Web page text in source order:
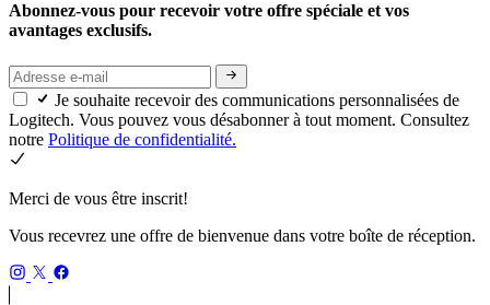
Abonnez-vous pour recevoir votre offre spéciale et vos
avantages exclusifs.
Je souhaite recevoir des communications personnalisées de
Logitech. Vous pouvez vous désabonner à tout moment. Consultez
notre Politique de confidentialité.
Merci de vous être inscrit!
Vous recevrez une offre de bienvenue dans votre boîte de réception.